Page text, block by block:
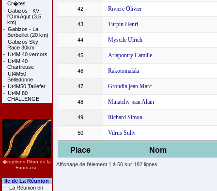
Cr�tes
- Gabizos - KV
l'Omi Agut (3.5
km)
- Gabizos - La
Berbeillet (20 km)
- Gabizos Sky
Race 30km
- Ut4M 40 vercors
- Ut4M 40
Chartreuse
- Ut4M50
Belledonne
- Ut4M50 Taillefer
- Ut4M 80
CHALLENGE
�ruptions Piton de la
Fournaise
Ile de La Réunion
-
La Réunion en
Place Nom
42 Riviere Olivier
43 Turpin Henri
44 Myscile Ulrich
45 Ariapontry Camille
46 Rakotomalala
47 Grondin jean Marc
48 Minatchy jean Alain
49 Richard Simon
50 Vilrus Sully
Affichage de l'élement 1 à 50 sur 182 lignes